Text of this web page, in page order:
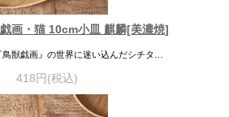
画・猫 10cm小皿 麒麟[美濃焼]
獣戯画』の世界に迷い込んだシチタ…
418円(税込)